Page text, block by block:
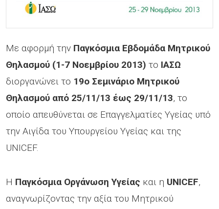
Με αφορμή την Παγκόσμια Εβδομάδα Μητρικού
Θηλασμού (1-7 Νοεμβρίου 2013) το ΙΑΣΩ
διοργανώνει το 19ο Σεμινάριο Μητρικού
Θηλασμού από 25/11/13 έως 29/11/13, το
οποίο απευθύνεται σε Επαγγελματίες Υγείας υπό
την Αιγίδα του Υπουργείου Υγείας και της
UNICEF.
Η Παγκόσμια Οργάνωση Υγείας και η UNICEF,
αναγνωρίζοντας την αξία του Μητρικού